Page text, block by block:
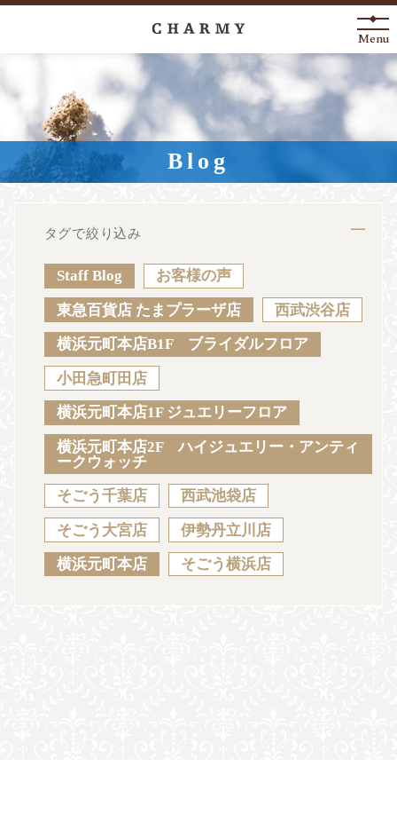
New Arrival
About
Engagement Ring
Anniversary
News Blog
Sustainability Voice Catalog
JA EN CH KO
Menu
Blog
タグで絞り込み
Staff Blog お客様の声
東急百貨店 たまプラーザ店 西武渋谷店
横浜元町本店B1F ブライダルフロア
小田急町田店
横浜元町本店1F ジュエリーフロア
横浜元町本店2F ハイジュエリー・アンティ
ークウォッチ
そごう千葉店 西武池袋店
そごう大宮店 伊勢丹立川店
横浜元町本店 そごう横浜店